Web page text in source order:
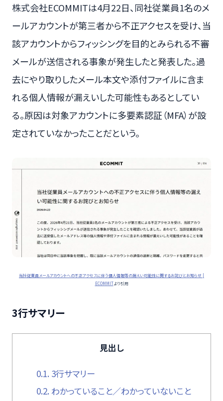
株式会社ECOMMITは4月22日、同社従業員1名のメ
ールアカウントが第三者から不正アクセスを受け、当
該アカウントからフィッシングを目的とみられる不審
メールが送信される事象が発生したと発表した。過
去にやり取りしたメール本文や添付ファイルに含ま
れる個人情報が漏えいした可能性もあるとしてい
る。原因は対象アカウントに多要素認証（MFA）が設
定されていなかったことだという。
当社従業員メールアカウントへの不正アクセスに伴う個人情報等の漏えい可能性に関するお詫びとお知らせ |
ECOMMITより引用
3行サマリー
見出し
0.1. 3行サマリー
0.2. わかっていること／わかっていないこと